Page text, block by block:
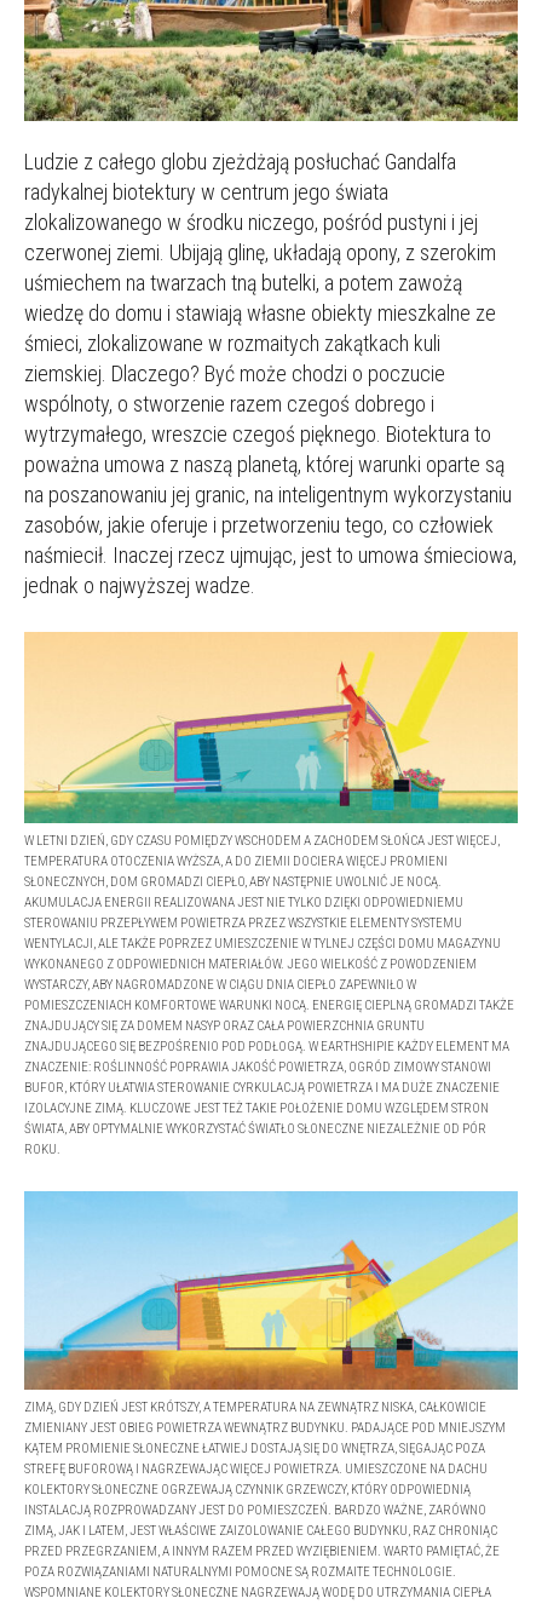
Ludzie z całego globu zjeżdżają posłuchać Gandalfa
radykalnej biotektury w centrum jego świata
zlokalizowanego w środku niczego, pośród pustyni i jej
czerwonej ziemi. Ubijają glinę, układają opony, z szerokim
uśmiechem na twarzach tną butelki, a potem zawożą
wiedzę do domu i stawiają własne obiekty mieszkalne ze
śmieci, zlokalizowane w rozmaitych zakątkach kuli
ziemskiej. Dlaczego? Być może chodzi o poczucie
wspólnoty, o stworzenie razem czegoś dobrego i
wytrzymałego, wreszcie czegoś pięknego. Biotektura to
poważna umowa z naszą planetą, której warunki oparte są
na poszanowaniu jej granic, na inteligentnym wykorzystaniu
zasobów, jakie oferuje i przetworzeniu tego, co człowiek
naśmiecił. Inaczej rzecz ujmując, jest to umowa śmieciowa,
jednak o najwyższej wadze.
W LETNI DZIEŃ, GDY CZASU POMIĘDZY WSCHODEM A ZACHODEM SŁOŃCA JEST WIĘCEJ,
TEMPERATURA OTOCZENIA WYŻSZA, A DO ZIEMII DOCIERA WIĘCEJ PROMIENI
SŁONECZNYCH, DOM GROMADZI CIEPŁO, ABY NASTĘPNIE UWOLNIĆ JE NOCĄ.
AKUMULACJA ENERGII REALIZOWANA JEST NIE TYLKO DZIĘKI ODPOWIEDNIEMU
STEROWANIU PRZEPŁYWEM POWIETRZA PRZEZ WSZYSTKIE ELEMENTY SYSTEMU
WENTYLACJI, ALE TAKŻE POPRZEZ UMIESZCZENIE W TYLNEJ CZĘŚCI DOMU MAGAZYNU
WYKONANEGO Z ODPOWIEDNICH MATERIAŁÓW. JEGO WIELKOŚĆ Z POWODZENIEM
WYSTARCZY, ABY NAGROMADZONE W CIĄGU DNIA CIEPŁO ZAPEWNIŁO W
POMIESZCZENIACH KOMFORTOWE WARUNKI NOCĄ. ENERGIĘ CIEPLNĄ GROMADZI TAKŻE
ZNAJDUJĄCY SIĘ ZA DOMEM NASYP ORAZ CAŁA POWIERZCHNIA GRUNTU
ZNAJDUJĄCEGO SIĘ BEZPOŚRENIO POD PODŁOGĄ. W EARTHSHIPIE KAŻDY ELEMENT MA
ZNACZENIE: ROŚLINNOŚĆ POPRAWIA JAKOŚĆ POWIETRZA, OGRÓD ZIMOWY STANOWI
BUFOR, KTÓRY UŁATWIA STEROWANIE CYRKULACJĄ POWIETRZA I MA DUŻE ZNACZENIE
IZOLACYJNE ZIMĄ. KLUCZOWE JEST TEŻ TAKIE POŁOŻENIE DOMU WZGLĘDEM STRON
ŚWIATA, ABY OPTYMALNIE WYKORZYSTAĆ ŚWIATŁO SŁONECZNE NIEZALEŻNIE OD PÓR
ROKU.
ZIMĄ, GDY DZIEŃ JEST KRÓTSZY, A TEMPERATURA NA ZEWNĄTRZ NISKA, CAŁKOWICIE
ZMIENIANY JEST OBIEG POWIETRZA WEWNĄTRZ BUDYNKU. PADAJĄCE POD MNIEJSZYM
KĄTEM PROMIENIE SŁONECZNE ŁATWIEJ DOSTAJĄ SIĘ DO WNĘTRZA, SIĘGAJĄC POZA
STREFĘ BUFOROWĄ I NAGRZEWAJĄC WIĘCEJ POWIETRZA. UMIESZCZONE NA DACHU
KOLEKTORY SŁONECZNE OGRZEWAJĄ CZYNNIK GRZEWCZY, KTÓRY ODPOWIEDNIĄ
INSTALACJĄ ROZPROWADZANY JEST DO POMIESZCZEŃ. BARDZO WAŻNE, ZARÓWNO
ZIMĄ, JAK I LATEM, JEST WŁAŚCIWE ZAIZOLOWANIE CAŁEGO BUDYNKU, RAZ CHRONIĄC
PRZED PRZEGRZANIEM, A INNYM RAZEM PRZED WYZIĘBIENIEM. WARTO PAMIĘTAĆ, ŻE
POZA ROZWIĄZANIAMI NATURALNYMI POMOCNE SĄ ROZMAITE TECHNOLOGIE.
WSPOMNIANE KOLEKTORY SŁONECZNE NAGRZEWAJĄ WODĘ DO UTRZYMANIA CIEPŁA